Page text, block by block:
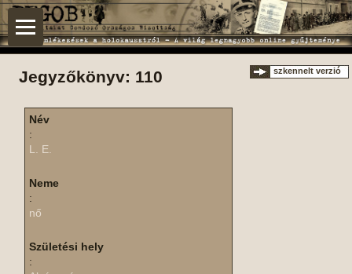
Jegyzőkönyv: 110 szkennelt verzió
Név
:
L. E.
Neme
:
nő
Születési hely
: